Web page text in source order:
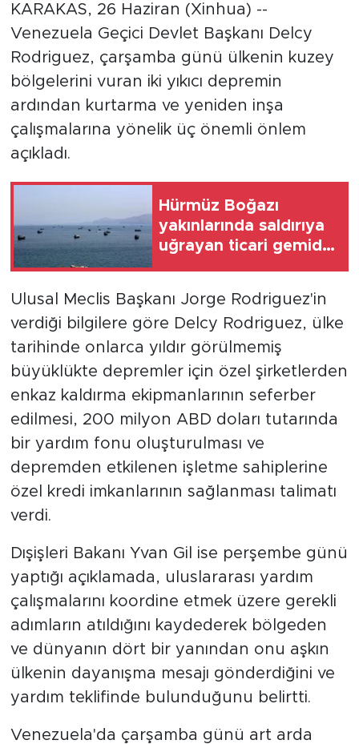
KARAKAS, 26 Haziran (Xinhua) --
Venezuela Geçici Devlet Başkanı Delcy
Rodriguez, çarşamba günü ülkenin kuzey
bölgelerini vuran iki yıkıcı depremin
ardından kurtarma ve yeniden inşa
çalışmalarına yönelik üç önemli önlem
açıkladı.
Hürmüz Boğazı
yakınlarında saldırıya
uğrayan ticari gemide
Ulusal Meclis Başkanı Jorge Rodriguez'in
verdiği bilgilere göre Delcy Rodriguez, ülke
tarihinde onlarca yıldır görülmemiş
büyüklükte depremler için özel şirketlerden
enkaz kaldırma ekipmanlarının seferber
edilmesi, 200 milyon ABD doları tutarında
bir yardım fonu oluşturulması ve
depremden etkilenen işletme sahiplerine
özel kredi imkanlarının sağlanması talimatı
verdi.
Dışişleri Bakanı Yvan Gil ise perşembe günü
yaptığı açıklamada, uluslararası yardım
çalışmalarını koordine etmek üzere gerekli
adımların atıldığını kaydederek bölgeden
ve dünyanın dört bir yanından onu aşkın
ülkenin dayanışma mesajı gönderdiğini ve
yardım teklifinde bulunduğunu belirtti.
Venezuela'da çarşamba günü art arda
Xinhua Türkiye
Seyahat